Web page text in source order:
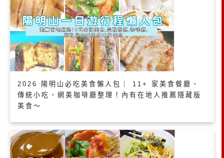
2026 陽明山必吃美食懶人包｜ 11+ 家美食餐廳、
傳統小吃、網美咖啡廳整理！內有在地人推薦隱藏版
美食～